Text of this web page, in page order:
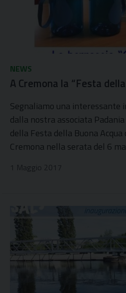
NEWS
A Cremona la “Festa
Segnaliamo una interessante
dalla nostra associata
della Festa della Buona Acqua
Cremona nella serata del 6
1 Maggio 2017